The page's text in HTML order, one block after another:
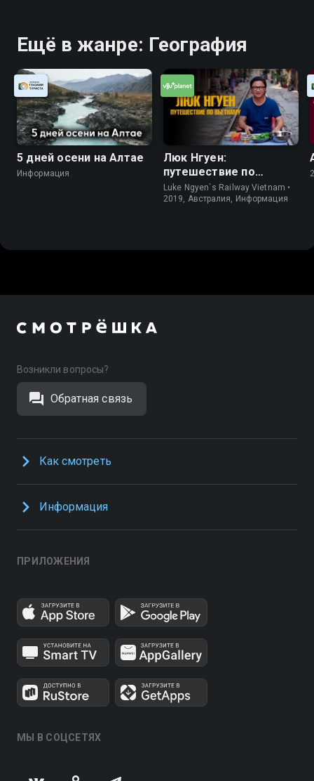
Ещё в жанре: География
5 дней осени на Алтае
Информация
Люк Нгуен:
путешествие по
Вьетнаму
Luke Ngyen`s Railway Vietnam •
2019, Австралия, Информация
Возникли вопросы?
Обратная связь
Как смотреть
Информация
ПРИЛОЖЕНИЯ
МЫ В СОЦСЕТЯХ